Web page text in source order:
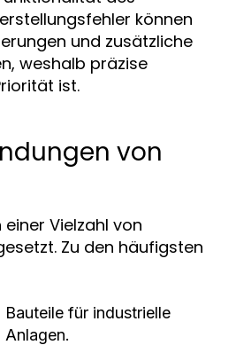
können
und zusätzliche
weshalb präzise
ist.
von
Vielzahl von
Zu den häufigsten
Bauteile für industrielle
Anlagen.